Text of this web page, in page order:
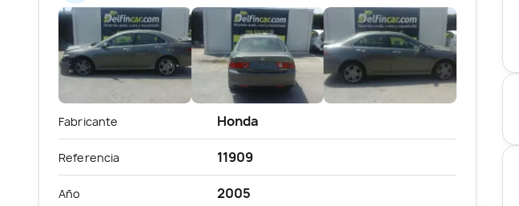
Fabricante Honda
Referencia 11909
Año 2005